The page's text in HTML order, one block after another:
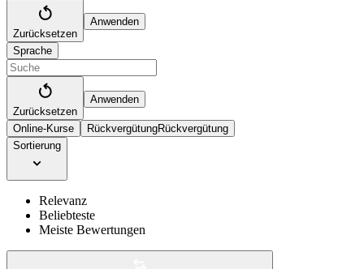
Zurücksetzen
Anwenden
Sprache
Zurücksetzen
Anwenden
Online-Kurse RückvergütungRückvergütung
Sortierung
Relevanz
Beliebteste
Meiste Bewertungen